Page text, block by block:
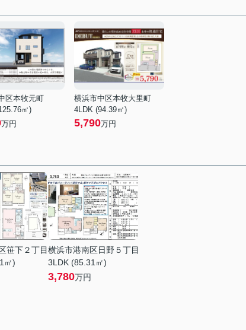
区本牧元町
㎡)
万円
横浜市中区本牧大里町
4LDK (94.39㎡)
5,790万円
笹下２丁目
㎡)
横浜市港南区日野５丁目
3LDK (85.31㎡)
3,780万円